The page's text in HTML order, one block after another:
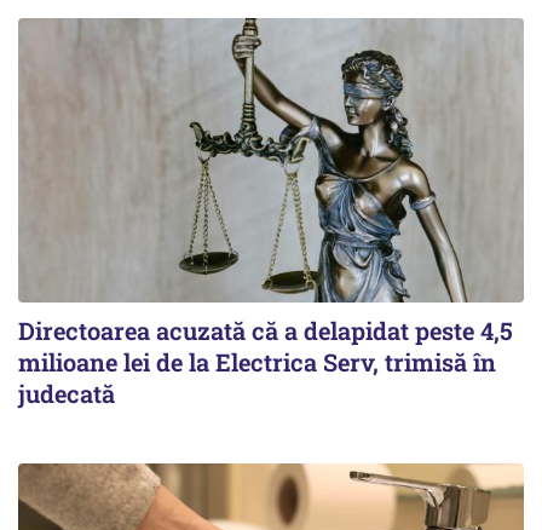
Directoarea acuzată că a delapidat peste 4,5
milioane lei de la Electrica Serv, trimisă în
judecată